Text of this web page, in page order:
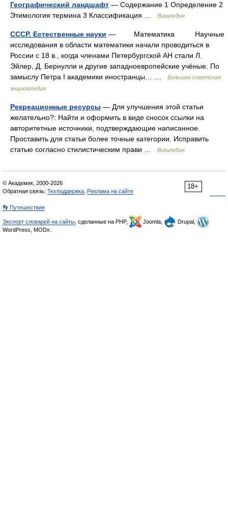
Географический ландшафт — Содержание 1 Определение 2
Этимология термина 3 Классификация …
Википедия
СССР. Естественные науки — Математика Научные
исследования в области математики начали проводиться в
России с 18 в., когда членами Петербургской АН стали Л.
Эйлер, Д. Бернулли и другие западноевропейские учёные. По
замыслу Петра I академики иностранцы… …
Большая советская
энциклопедия
Рекреационные ресурсы — Для улучшения этой статьи
желательно?: Найти и оформить в виде сносок ссылки на
авторитетные источники, подтверждающие написанное.
Проставить для статьи более точные категории. Исправить
статью согласно стилистическим прави …
Википедия
18+
© Академик, 2000-2026
Обратная связь: Техподдержка Реклама на сайте
👣 Путешествия
Экспорт словарей на сайты , сделанные на PHP, Joomla,
Drupal,
WordPress, MODx.